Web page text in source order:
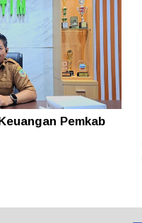
Implementasi
DAU Kini
Pemkab